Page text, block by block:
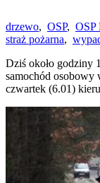
drzewo, OSP, OSP
straż pożarna,
Dziś około godziny
samochód osobowy
czwartek (6.01)